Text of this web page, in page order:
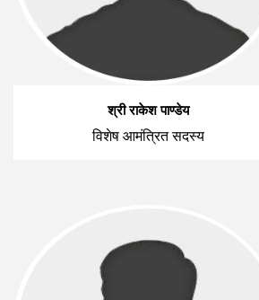
श्री राकेश पाण्डेय
विशेष आमंत्रित सदस्य